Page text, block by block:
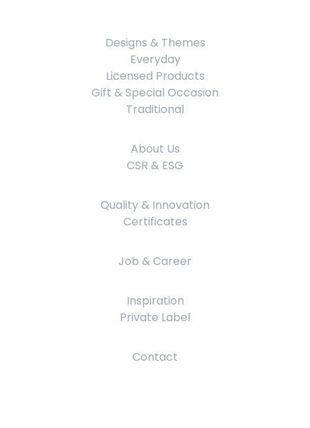
Designs & Themes
Everyday
Licensed Products
Gift & Special Occasion
Traditional
About Us
CSR & ESG
Quality & Innovation
Certificates
Job & Career
Inspiration
Private Label
Contact